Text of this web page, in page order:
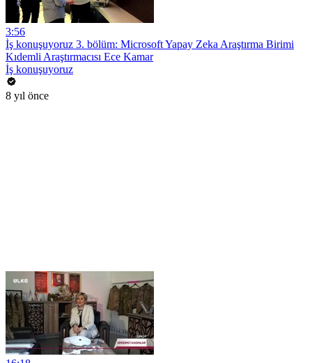
3:56
İş konuşuyoruz 3. bölüm: Microsoft Yapay Zeka Araştırma Birimi
Kıdemli Araştırmacısı Ece Kamar
İş konuşuyoruz
8 yıl önce